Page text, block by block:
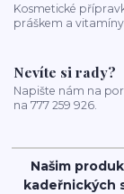
Kosmetické
práškem a
Nevíte si rady?
Napište nám na
na 777 259 926.
Našim
kadeřnických